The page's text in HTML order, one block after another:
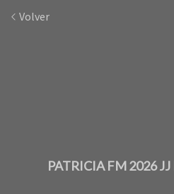
Volver
PATRICIA FM 2026